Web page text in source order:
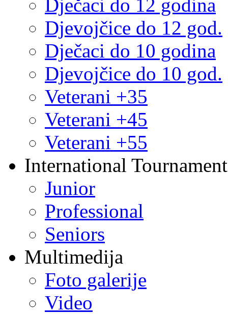
Dječaci do 12 godina
Djevojčice do 12 god.
Dječaci do 10 godina
Djevojčice do 10 god.
Veterani +35
Veterani +45
Veterani +55
International
Junior
Professional
Seniors
Multimedija
Foto galerije
Video